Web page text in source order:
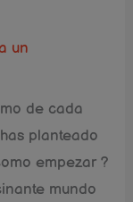
un
de cada
planteado
empezar ?
mundo